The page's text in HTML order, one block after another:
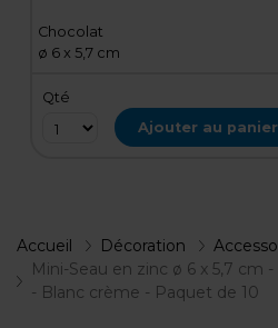
Chocolat
ø 6 x 5,7 cm
Qté
Ajouter au panier
Accueil Décoration
Mini-Seau en zinc ø 6 x 5,7 cm
- Blanc crème - Paquet de 10